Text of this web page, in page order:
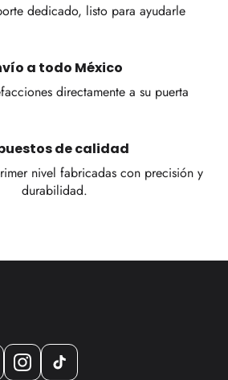
dedicado, listo para ayudarle
a todo México
directamente a su puerta
de calidad
nivel fabricadas con precisión y
durabilidad.
InstagramTikTok